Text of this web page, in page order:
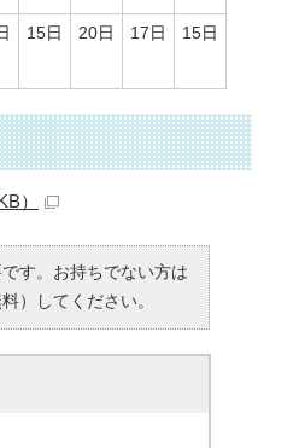
15日 20日 17日 15日
）
す。お持ちでない方は
）してください。